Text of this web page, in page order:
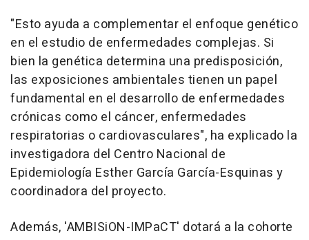
"Esto ayuda a complementar el enfoque genético
en el estudio de enfermedades complejas. Si
bien la genética determina una predisposición,
las exposiciones ambientales tienen un papel
fundamental en el desarrollo de enfermedades
crónicas como el cáncer, enfermedades
respiratorias o cardiovasculares", ha explicado la
investigadora del Centro Nacional de
Epidemiología Esther García García-Esquinas y
coordinadora del proyecto.
Además, 'AMBISiON-IMPaCT' dotará a la cohorte